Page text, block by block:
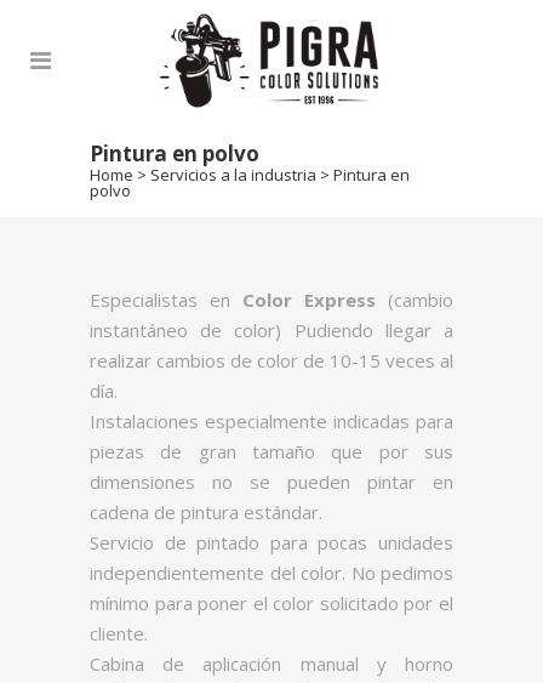
Pintura en polvo
Home > Servicios a la industria > Pintura en
polvo
Especialistas en Color Express (cambio
instantáneo de color) Pudiendo llegar a
realizar cambios de color de 10-15 veces al
día.
Instalaciones especialmente indicadas para
piezas de gran tamaño que por sus
dimensiones no se pueden pintar en
cadena de pintura estándar.
Servicio de pintado para pocas unidades
independientemente del color. No pedimos
mínimo para poner el color solicitado por el
cliente.
Cabina de aplicación manual y horno